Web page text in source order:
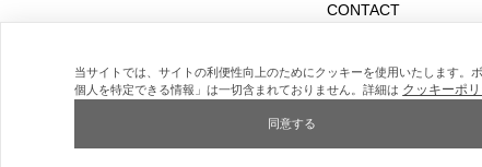
CONTACT
当サイトでは、サイトの利便性向上のためにクッキーを使用いたします
個人を特定できる情報」は一切含まれておりません。詳細は クッキーポ
同意する